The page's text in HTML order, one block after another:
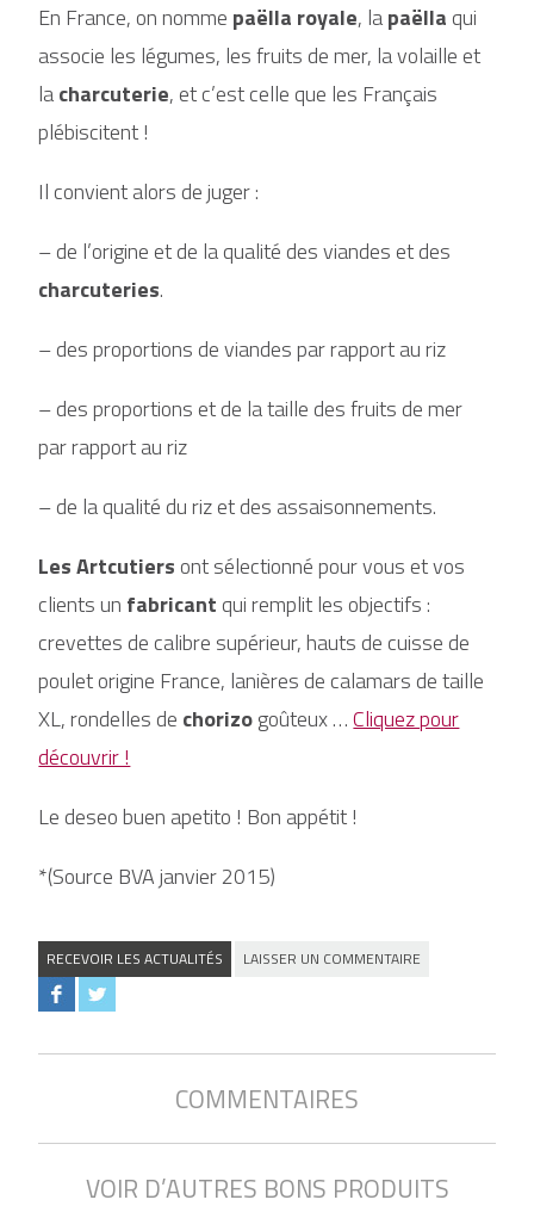
En France, on nomme paëlla royale, lapaëllaqui
associe les légumes, les fruits de mer, la volaille et
lacharcuterie, et c’est celle que les Français
plébiscitent !
Il convient alors de juger :
– de l’origine et de la qualité des viandes et des
charcuteries.
– des proportions de viandes par rapport au riz
– des proportions et de la taille des fruits de mer
par rapport au riz
– de la qualité du riz et des assaisonnements.
Les Artcutiersont sélectionné pour vous et vos
clients un fabricantqui remplit les objectifs :
crevettes de calibre supérieur, hauts de cuisse de
poulet origine France, lanières de calamars de taille
XL, rondelles de chorizogoûteux …Cliquez pour
découvrir !
Le deseo buen apetito ! Bon appétit !
*(Source BVA janvier 2015)
RECEVOIR LES ACTUALITÉS LAISSER UN COMMENTAIRE
COMMENTAIRES
VOIR D’AUTRES BONS PRODUITS